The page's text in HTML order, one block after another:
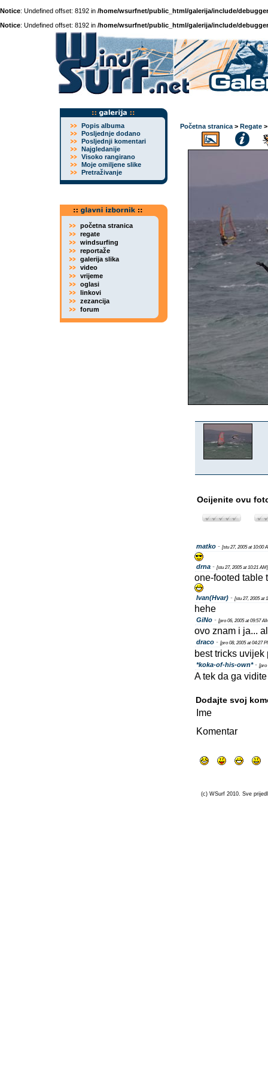
Notice: Undefined offset: 8192 in /home/wsurfnet/public_html/galerija/include/
Notice: Undefined offset: 8192 in /home/wsurfnet/public_html/galerija/include/
Popis albuma
Posljednje dodano
Posljednji komentari
Najgledanije
Visoko rangirano
Moje omiljene slike
Pretraživanje
početna stranica
regate
windsurfing
reportaže
galerija slika
video
vrijeme
oglasi
linkovi
zezancija
forum
Početna stranica > Regate
Ocijenite ovu
matko - [stu 27, 2005 at 10:00
drna - [stu 27, 2005 at 10:21 AM]
one-footed table
Ivan(Hvar) - [stu 27, 2005 at
hehe
GiNo - [pro 06, 2005 at 09:57
ovo znam i ja...
draco - [pro 08, 2005 at 04:27
best tricks
*koka-of-his-own*- [pro
A tek da ga
Dodajte svoj
Ime
Komentar
(c) WSurf 2010. Sve